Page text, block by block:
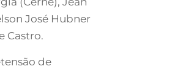
José Hubner
Castro.
de